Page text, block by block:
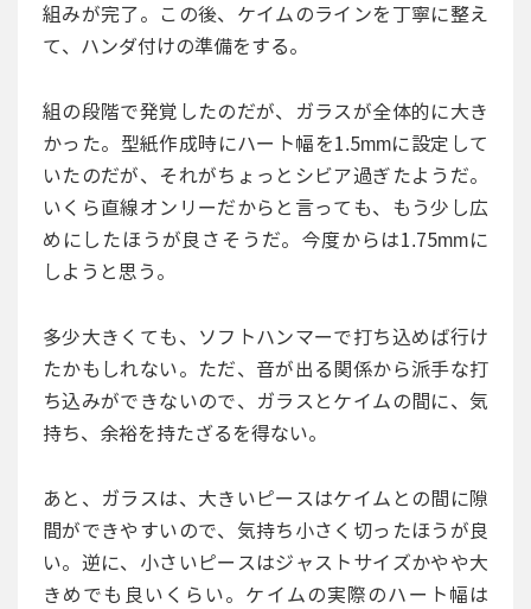
組みが完了。この後、ケイムのラインを丁寧に整え
て、ハンダ付けの準備をする。
組の段階で発覚したのだが、ガラスが全体的に大き
かった。型紙作成時にハート幅を1.5mmに設定して
いたのだが、それがちょっとシビア過ぎたようだ。
いくら直線オンリーだからと言っても、もう少し広
めにしたほうが良さそうだ。今度からは1.75mmに
しようと思う。
多少大きくても、ソフトハンマーで打ち込めば行け
たかもしれない。ただ、音が出る関係から派手な打
ち込みができないので、ガラスとケイムの間に、気
持ち、余裕を持たざるを得ない。
あと、ガラスは、大きいピースはケイムとの間に隙
間ができやすいので、気持ち小さく切ったほうが良
い。逆に、小さいピースはジャストサイズかやや大
きめでも良いくらい。ケイムの実際のハート幅は